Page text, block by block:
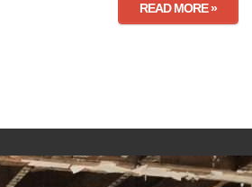
READ MORE »